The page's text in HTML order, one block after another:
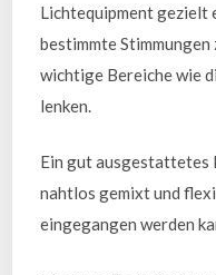
Lichtequipment gezielt
bestimmte
wichtige Bereiche wie
lenken.
Ein gut ausgestattetes
nahtlos gemixt und
eingegangen werden